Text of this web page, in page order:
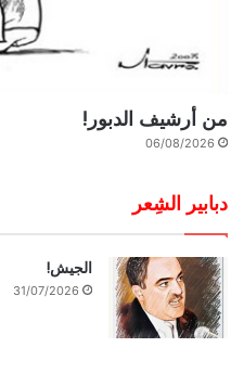
من أرشيف الدبور!
06/08/2026
دبابير الشِعر
الجيش!
31/07/2026